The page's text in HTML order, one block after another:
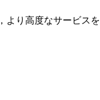
より高度なサービスを